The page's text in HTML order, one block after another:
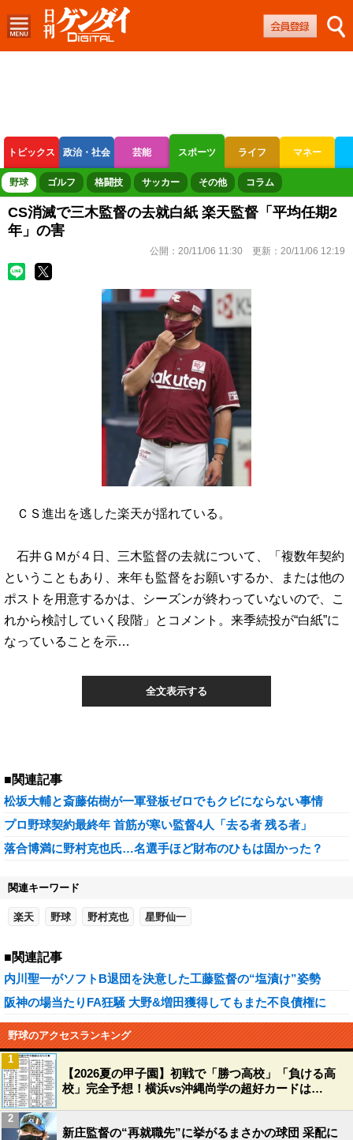
トピックス 政治・社会 芸能 スポーツ ライフ マネー
ボートレース 競輪 オートレース
野球 ゴルフ 格闘技 サッカー その他 コラム
CS消滅で三木監督の去就白紙 楽天監督「平均任期2
年」の害
公開： 20/11/06 11:30 更新： 20/11/06 12:19
ＣＳ進出を逃した楽天が揺れている。
石井ＧＭが４日、三木監督の去就について、「複数年契約
ということもあり、来年も監督をお願いするか、または他の
ポストを用意するかは、シーズンが終わっていないので、こ
れから検討していく段階」とコメント。来季続投が“白紙”に
なっていることを示…
全文表示する
■関連記事
松坂大輔と斎藤佑樹が一軍登板ゼロでもクビにならない事情
プロ野球契約最終年 首筋が寒い監督4人「去る者 残る者」
落合博満に野村克也氏…名選手ほど財布のひもは固かった？
関連キーワード
楽天 野球 野村克也 星野仙一
■関連記事
内川聖一がソフトB退団を決意した工藤監督の“塩漬け”姿勢
阪神の場当たりFA狂騒 大野&増田獲得してもまた不良債権に
野球のアクセスランキング
【2026夏の甲子園】初戦で「勝つ高校」「負ける高
校」完全予想！横浜vs沖縄尚学の超好カードは…
1
新庄監督の“再就職先”に挙がるまさかの球団 采配に
2